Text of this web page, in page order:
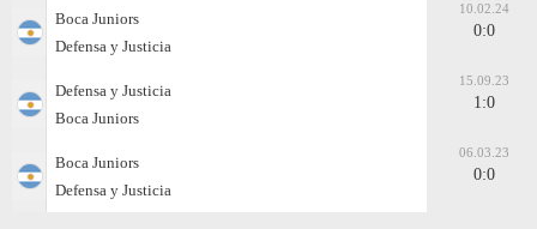
Boca Juniors
Defensa y Justicia
10.02.24
0:0
Defensa y Justicia
Boca Juniors
15.09.23
1:0
Boca Juniors
Defensa y Justicia
06.03.23
0:0